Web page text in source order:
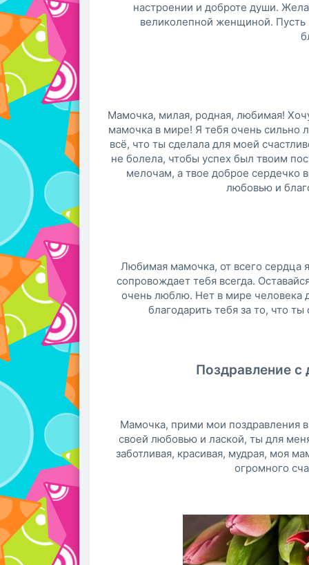
настроении и доброте души.
великолепной женщиной. Пусть
Мамочка, милая, родная, любимая!
мамочка в мире! Я тебя очень сильно
всё, что ты сделала для моей
не болела, чтобы успех был твоим
мелочам, а твое доброе сердечко
любовью и
Любимая мамочка, от всего сердца
сопровождает тебя всегда.
очень люблю. Нет в мире человека
благодарить тебя за то, что
Поздравление с
Мамочка, прими мои поздравления
своей любовью и лаской, ты для
заботливая, красивая, мудрая, моя
огромного